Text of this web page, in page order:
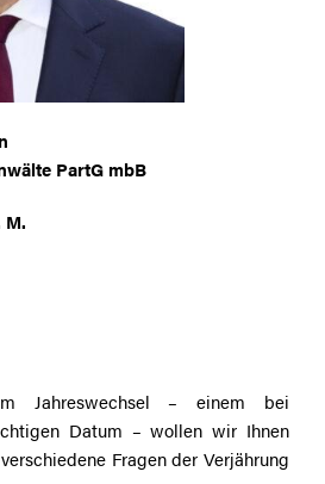
PartG mbB
Jahreswechsel – einem bei
Datum – wollen wir Ihnen
Fragen der Verjährung